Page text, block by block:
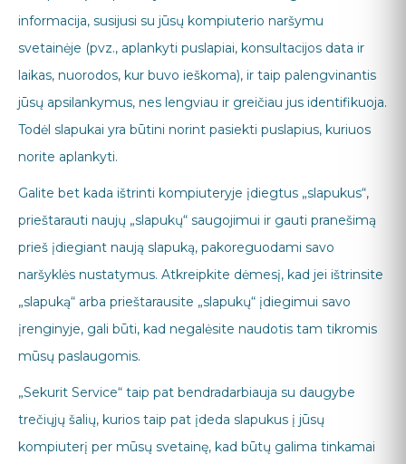
informacija, susijusi su jūsų kompiuterio naršymu
svetainėje (pvz., aplankyti puslapiai, konsultacijos data ir
laikas, nuorodos, kur buvo ieškoma), ir taip palengvinantis
jūsų apsilankymus, nes lengviau ir greičiau jus identifikuoja.
Todėl slapukai yra būtini norint pasiekti puslapius, kuriuos
norite aplankyti.
Galite bet kada ištrinti kompiuteryje įdiegtus „slapukus“,
prieštarauti naujų „slapukų“ saugojimui ir gauti pranešimą
prieš įdiegiant naują slapuką, pakoreguodami savo
naršyklės nustatymus. Atkreipkite dėmesį, kad jei ištrinsite
„slapuką“ arba prieštarausite „slapukų“ įdiegimui savo
įrenginyje, gali būti, kad negalėsite naudotis tam tikromis
mūsų paslaugomis.
„Sekurit Service“ taip pat bendradarbiauja su daugybe
trečiųjų šalių, kurios taip pat įdeda slapukus į jūsų
kompiuterį per mūsų svetainę, kad būtų galima tinkamai